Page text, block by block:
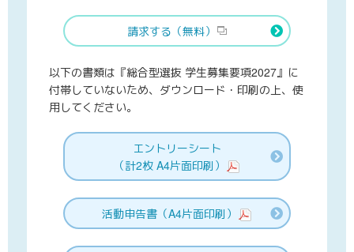
請求する（無料）
以下の書類は『総合型選抜 学生募集要項2027』に
付帯していないため、ダウンロード・印刷の上、使
用してください。
エントリーシート
（計2枚 A4片面印刷）
活動申告書（A4片面印刷）